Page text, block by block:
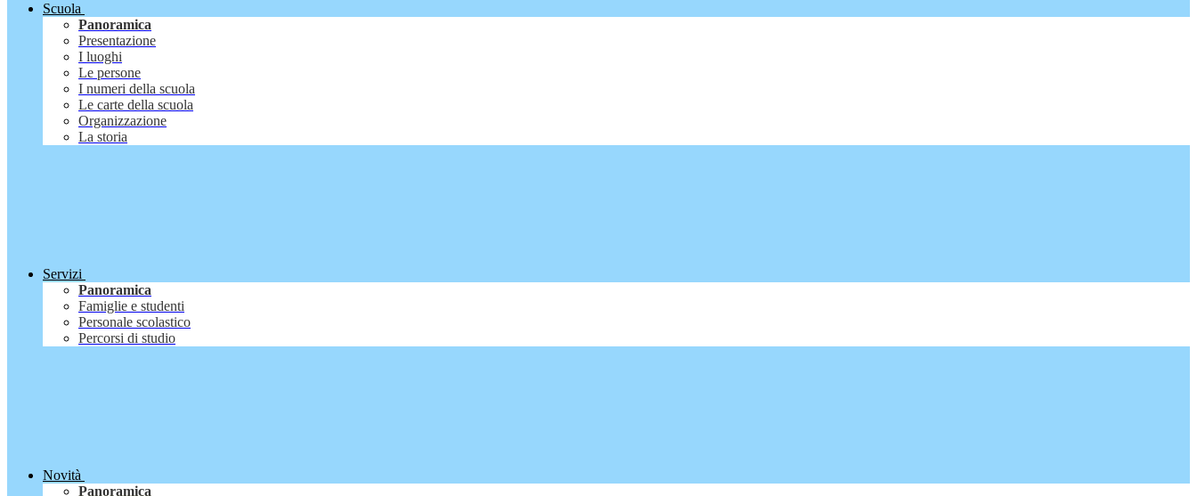
Scuola
Panoramica
Presentazione
I luoghi
Le persone
I numeri della scuola
Le carte della scuola
Organizzazione
La storia
Servizi
Panoramica
Famiglie e studenti
Personale scolastico
Percorsi di studio
Novità
Panoramica